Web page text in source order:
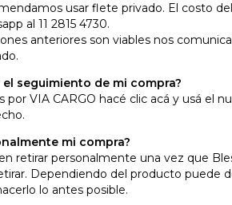
usar flete privado. El costo
al 11 2815 4730.
anteriores son viables nos
seguimiento de mi compra?
por VIA CARGO hacé clic acá y usá el
mi compra?
retirar personalmente una vez que
Dependiendo del producto puede
lo antes posible.